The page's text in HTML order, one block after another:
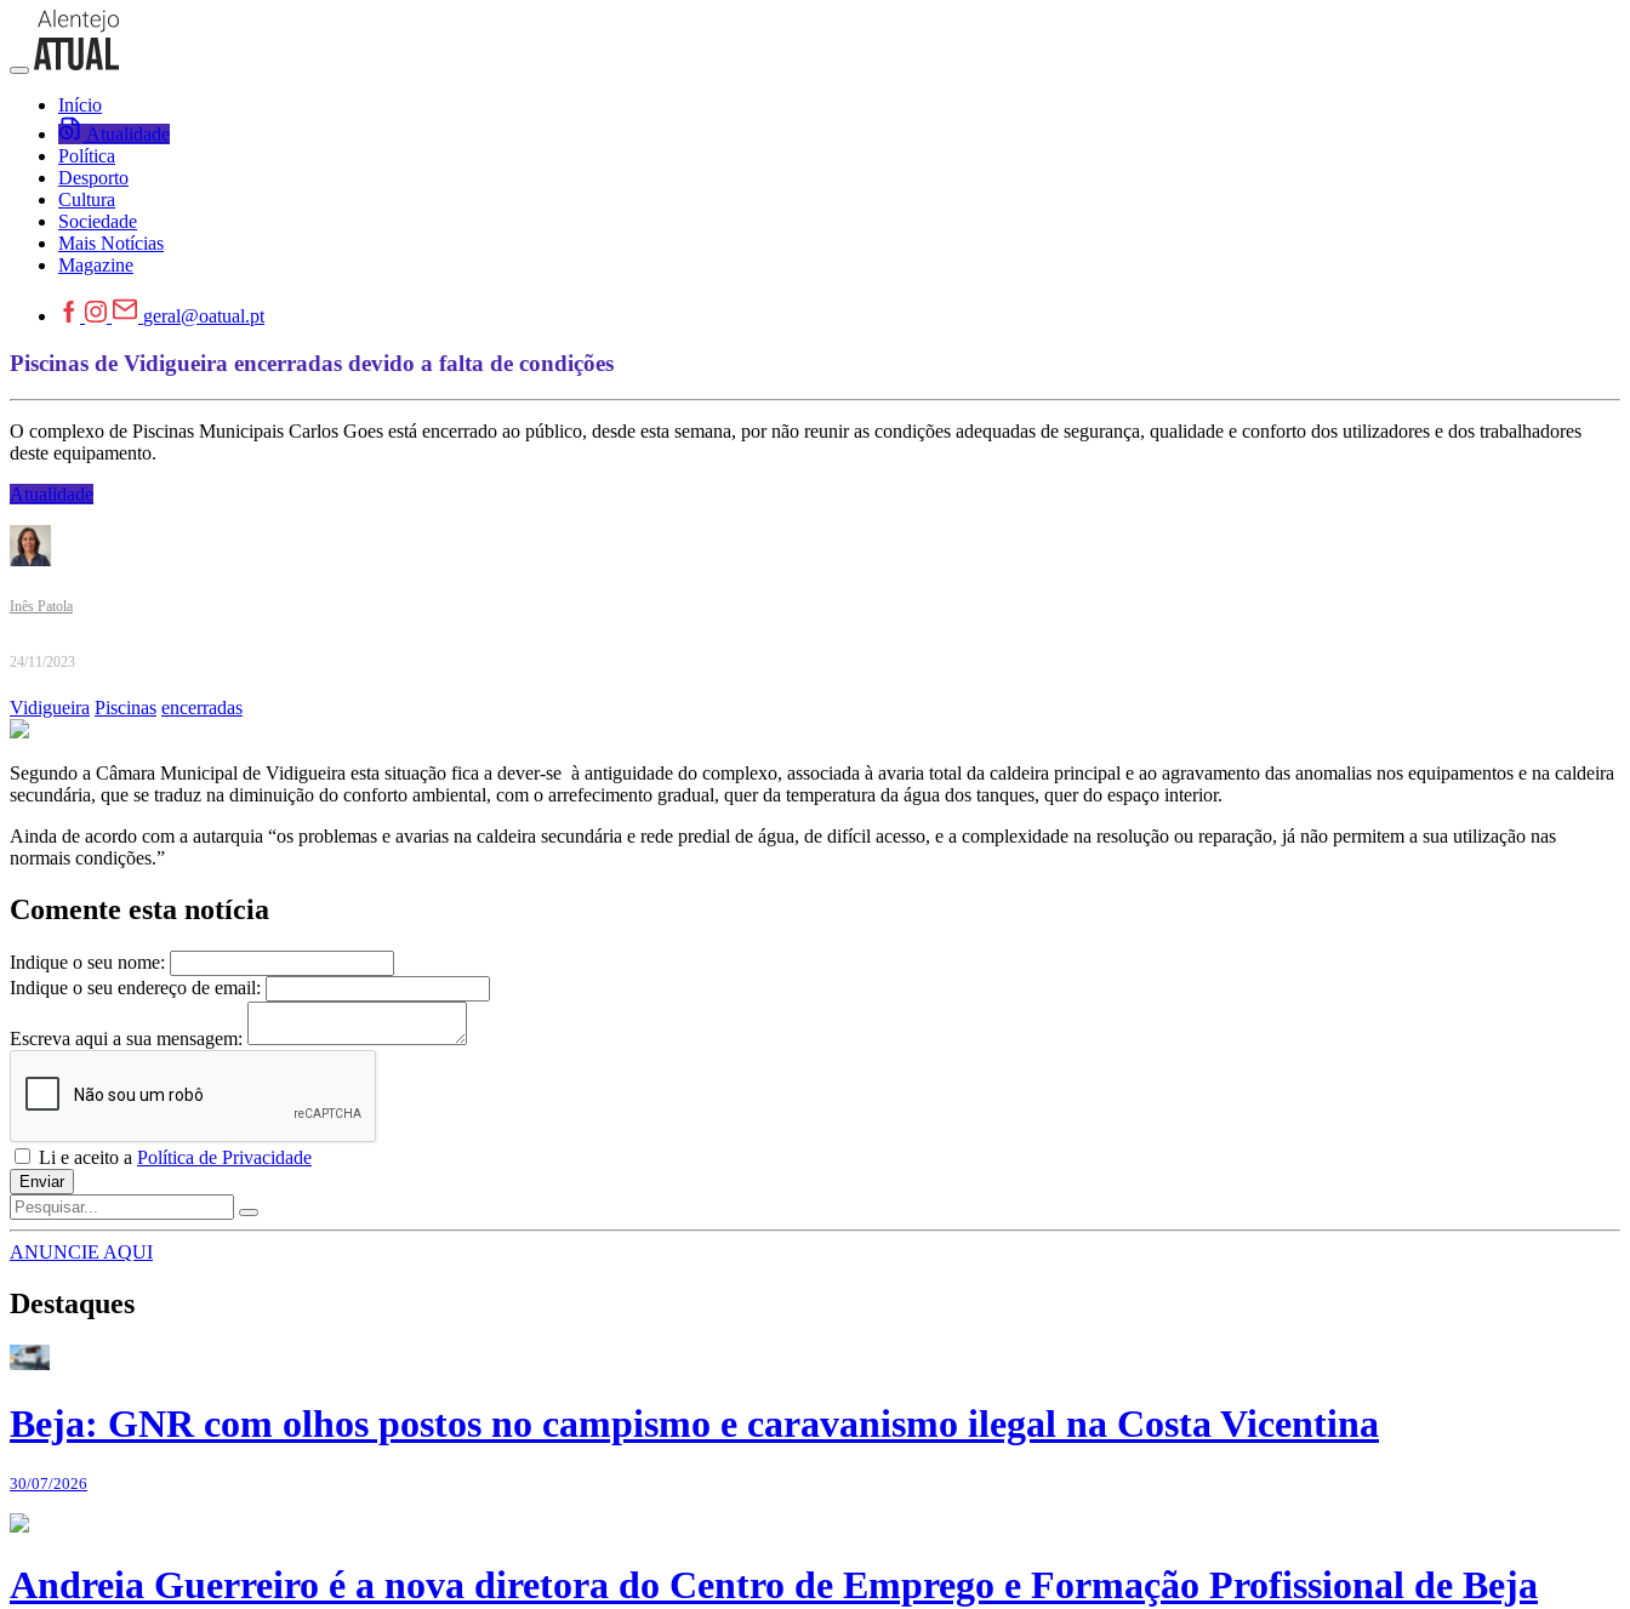
Início
Atualidade
Política
Desporto
Cultura
Sociedade
Mais Notícias
Magazine
geral@oatual.pt
Piscinas de Vidigueira encerradas devido a falta de condições
O complexo de Piscinas Municipais Carlos Goes está encerrado ao público, desde esta semana, por não reunir as condições adequadas de segurança, qualidade e conforto dos utilizadores e dos trabalhadores
deste equipamento.
Atualidade
Inês Patola
24/11/2023
Vidigueira Piscinas encerradas
Segundo a Câmara Municipal de Vidigueira esta situação fica a dever-se à antiguidade do complexo, associada à avaria total da caldeira principal e ao agravamento das anomalias nos equipamentos e na caldeira
secundária, que se traduz na diminuição do conforto ambiental, com o arrefecimento gradual, quer da temperatura da água dos tanques, quer do espaço interior.
Ainda de acordo com a autarquia “os problemas e avarias na caldeira secundária e rede predial de água, de difícil acesso, e a complexidade na resolução ou reparação, já não permitem a sua utilização nas
normais condições.”
Comente esta notícia
Indique o seu nome:
Indique o seu endereço de email:
Escreva aqui a sua mensagem:
Li e aceito a Política de Privacidade
Enviar
ANUNCIE AQUI
Destaques
Beja: GNR com olhos postos no campismo e caravanismo ilegal na Costa Vicentina
30/07/2026
Andreia Guerreiro é a nova diretora do Centro de Emprego e Formação Profissional de Beja